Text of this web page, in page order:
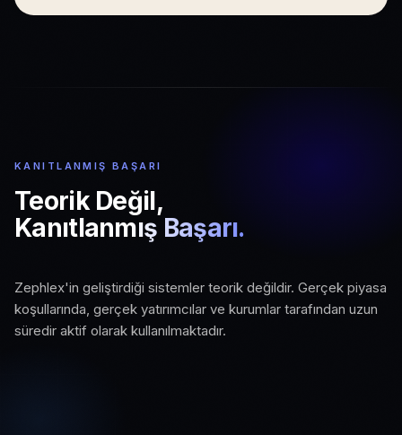
KANITLANMIŞ BAŞARI
Teorik Değil,
Kanıtlanmış Başarı.
Zephlex'in geliştirdiği sistemler teorik değildir. Gerçek piyasa
koşullarında, gerçek yatırımcılar ve kurumlar tarafından uzun
süredir aktif olarak kullanılmaktadır.
01
Gerçek Piyasa Koşulları
Canlı piyasa verisi ve gerçek işlem
02
Aktif Kurumsal Kullanım
03
Ölçeklenebilir Altyapı